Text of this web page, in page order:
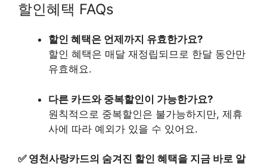
할인혜택 FAQs
할인 혜택은 언제까지 유효한가요?
할인 혜택은 매달 재정립되므로 한달 동안만
유효해요.
다른 카드와 중복할인이 가능한가요?
원칙적으로 중복할인은 불가능하지만, 제휴
사에 따라 예외가 있을 수 있어요.
✅ 영천사랑카드의 숨겨진 할인 혜택을 지금 바로 알